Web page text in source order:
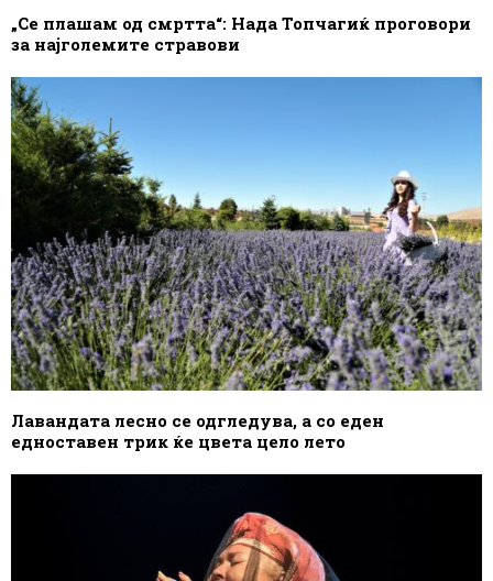
„Се плашам од смртта“: Нада Топчагиќ проговори
за најголемите стравови
Лавандата лесно се одгледува, а со еден
едноставен трик ќе цвета цело лето